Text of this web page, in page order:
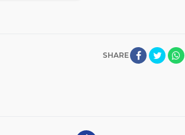
SHARE